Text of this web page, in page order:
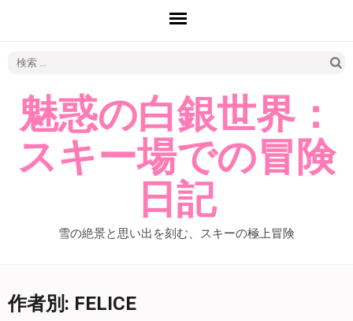
魅惑の白銀世界：
スキー場での冒険
日記
雪の絶景と思い出を刻む、スキーの極上冒険
作者別: FELICE